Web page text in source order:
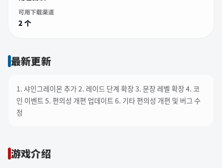
可用下载渠道
2 个
最新更新
1. 샤인그레이몬 추가 2. 레이드 단계 확장 3. 문장 레벨 확장 4. 코
인 이벤트 5. 편의성 개편 업데이트 6. 기타 편의성 개편 및 버그 수
정
游戏介绍